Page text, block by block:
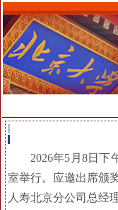
2026年5月8日下
室举行。应邀出席颁
人寿北京分公司总经